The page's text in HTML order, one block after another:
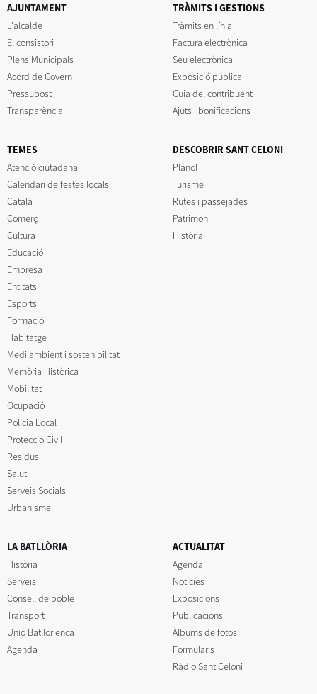
AJUNTAMENT
L'alcalde
El consistori
Plens Municipals
Acord de Govern
Pressupost
Transparència
TRÀMITS I GESTIONS
Tràmits en línia
Factura electrònica
Seu electrònica
Exposició pública
Guia del contribuent
Ajuts i bonificacions
TEMES
Atenció ciutadana
Calendari de festes locals
Català
Comerç
Cultura
Educació
Empresa
Entitats
Esports
Formació
Habitatge
Medi ambient i sostenibilitat
Memòria Històrica
Mobilitat
Ocupació
Policia Local
Protecció Civil
Residus
Salut
Serveis Socials
Urbanisme
DESCOBRIR SANT CELONI
Plànol
Turisme
Rutes i passejades
Patrimoni
Història
LA BATLLÒRIA
Història
Serveis
Consell de poble
Transport
Unió Batllorienca
Agenda
ACTUALITAT
Agenda
Notícies
Exposicions
Publicacions
Àlbums de fotos
Formularis
Ràdio Sant Celoni